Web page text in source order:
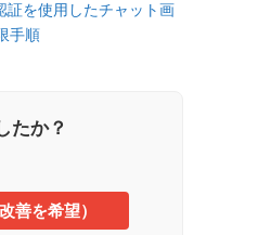
証を使用したチャット画
手順
たか？
善を希望）